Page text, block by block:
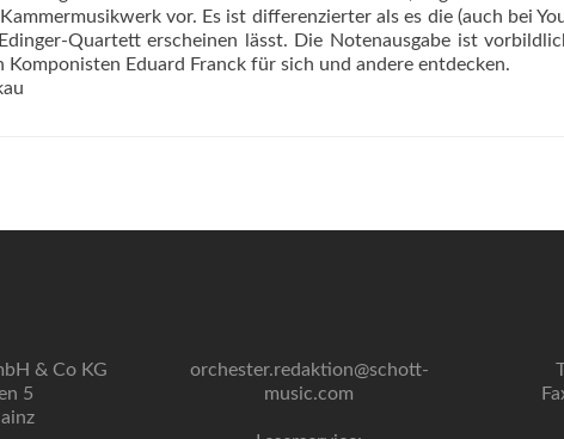
vor. Es ist differenzierter als es die (auch bei
Quartett erscheinen lässt. Die Notenausgabe ist
Komponisten Eduard Franck für sich und andere entdecken.
& Co KG
5
orchester.redaktion@schott-
music.com